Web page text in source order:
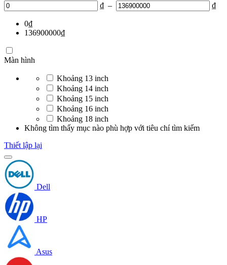
₫ – ₫
0₫
136900000₫
Màn hình
Khoảng 13 inch
Khoảng 14 inch
Khoảng 15 inch
Khoảng 16 inch
Khoảng 18 inch
Không tìm thấy mục nào phù hợp với tiêu chí tìm kiếm
Thiết lập lại
Dell
HP
Asus